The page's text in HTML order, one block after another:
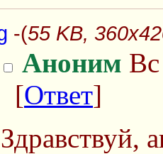
-(55 KB,
Аноним
[Ответ]
Здравствуй,